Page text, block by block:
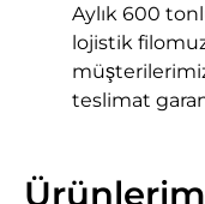
Aylık 600
lojistik
teslimat